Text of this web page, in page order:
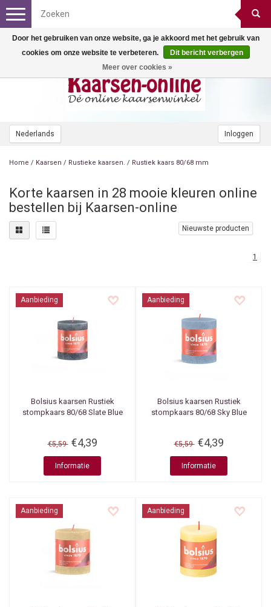
Nederlands Inloggen
Toggle
navigation
Home / Kaarsen / Rustieke kaarsen. / Rustiek kaars 80/68 mm
Korte kaarsen in 28 mooie kleuren online
bestellen bij Kaarsen-online
Nieuwste producten
1
Aanbieding
Bolsius kaarsen Rustiek
stompkaars 80/68 Slate Blue
€5,59 €4,39
Informatie
Aanbieding
Bolsius kaarsen Rustiek
stompkaars 80/68 Sky Blue
€5,59 €4,39
Informatie
Aanbieding Aanbieding
Door het gebruiken van onze website, ga je akkoord met het gebruik van
cookies om onze website te verbeteren.
Dit bericht verbergen
Meer over cookies »